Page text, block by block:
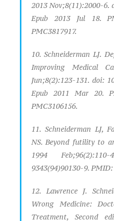
2013 Nov;8(11):2000-6.
Epub 2013 Jul 18.
PMC3817917.
10. Schneiderman LJ.
Improving Medical
Jun;8(2):123-131. doi:
Epub 2011 Mar 20.
PMC3106156.
11. Schneiderman LJ,
NS. Beyond futility to
1994
9343(94)90130-9.
12. Lawrence J.
Wrong Medicine:
Treatment, Second